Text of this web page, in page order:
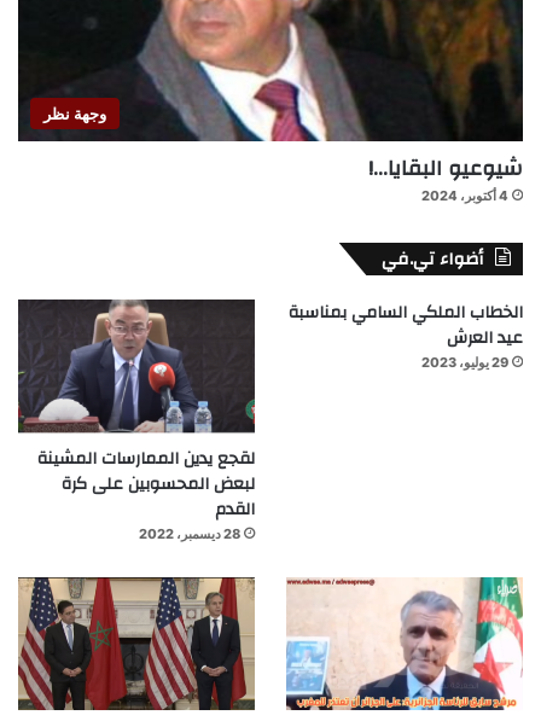
وجهة نظر
شيوعيو البقايا…!
4 أكتوبر، 2024
أضواء تي.في
الخطاب الملكي السامي بمناسبة
عيد العرش
29 يوليو، 2023
لقجع يدين الممارسات المشينة
لبعض المحسوبين على كرة
القدم
28 ديسمبر، 2022